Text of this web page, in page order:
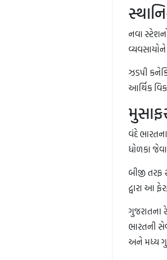
નવા
ઝડપી
આર્થિક
વંદે
ધોળકા
બીજી તરફ
દ્વારા આ
ગુજરાતના
ભારતની
અને મધ્ય